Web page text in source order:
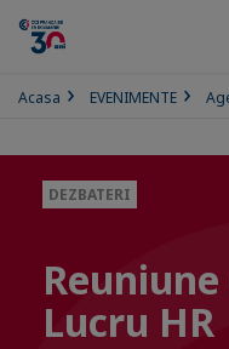
Acasa EVENIMENTE
DEZBATERI
Lucru HR